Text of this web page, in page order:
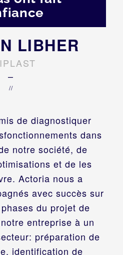
de diagnostiquer
dans
notre société, de
et de les
Actoria nous a
avec succès sur
du projet de
entreprise à un
préparation de
identification de
LIBHER
–
//